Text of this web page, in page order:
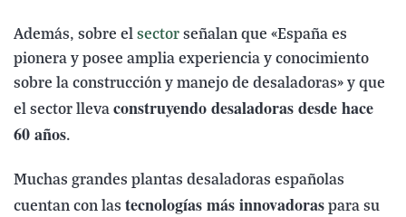
Además, sobre el sector señalan que «España es
pionera y posee amplia experiencia y conocimiento
sobre la construcción y manejo de desaladoras» y que
el sector lleva construyendo desaladoras desde hace
60 años.
Muchas grandes plantas desaladoras españolas
cuentan con las tecnologías más innovadoras para su